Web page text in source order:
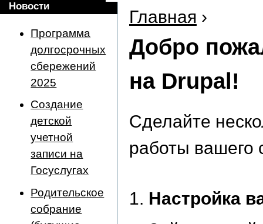
Главная ›
Добро
на Drupal!
Сделайте
работы вашего
Настройка
Новости
Программа
долгосрочных
сбережений
2025
Создание
детской
учетной
записи на
Госуслугах
Родительское
собрание